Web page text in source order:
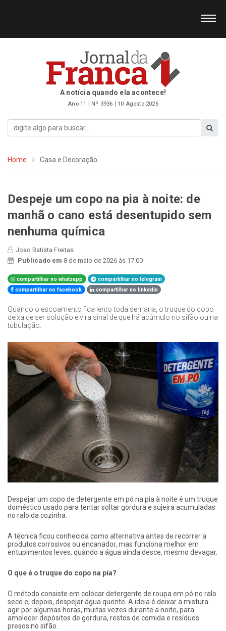
A notícia quando ela acontece!
Ano 11 | Nº 3936 | 10 Agosto 2026
Home Casa e Decoração
Despeje um copo na pia à noite: de
manhã o cano está desentupido sem
nenhuma química
Joao Batista Freitas
Publicado em 8 de maio de 2026 às 17:00
compartilhar no whatsapp
compartilhar no telegram
compartilhar no facebook
compartilhar no linkedin
Quando o escoamento fica lento toda semana, o truque do copo
deixa de ser solução e vira sinal de que há acúmulo no sifão ou na
tubulação.
Despejar um copo de detergente em pó na pia à noite é um truque
doméstico usado para tentar soltar gordura e sujeira acumuladas
no ralo da cozinha.
A técnica ficou conhecida como alternativa antes de recorrer a
produtos corrosivos ou encanador, mas funciona melhor em
entupimentos leves, quando a água ainda desce, mesmo devagar.
O que é o truque do copo na pia?
O método consiste em colocar detergente de roupa em pó no ralo
seco e, depois, despejar água quente. A ideia é deixar a mistura
agir por algumas horas, muitas vezes durante a noite, para
amolecer depósitos de gordura, restos de comida e resíduos
presos no sifão.